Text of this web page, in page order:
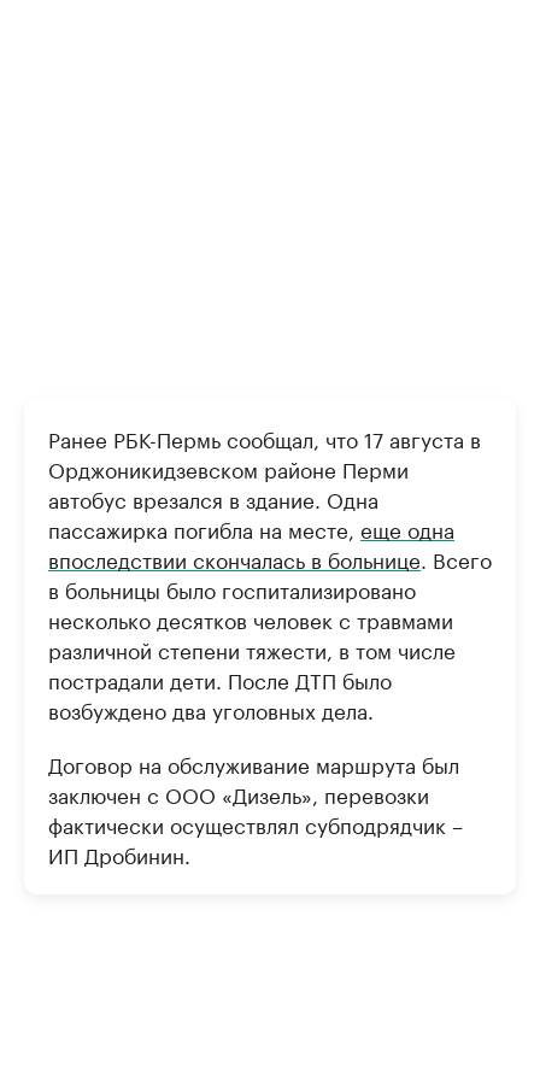
Ранее РБК-Пермь сообщал, что 17 августа в
Орджоникидзевском районе Перми
автобус врезался в здание. Одна
пассажирка погибла на месте, еще одна
впоследствии скончалась в больнице . Всего
в больницы было госпитализировано
несколько десятков человек с травмами
различной степени тяжести, в том числе
пострадали дети. После ДТП было
возбуждено два уголовных дела.
Договор на обслуживание маршрута был
заключен с ООО «Дизель», перевозки
фактически осуществлял субподрядчик –
ИП Дробинин.